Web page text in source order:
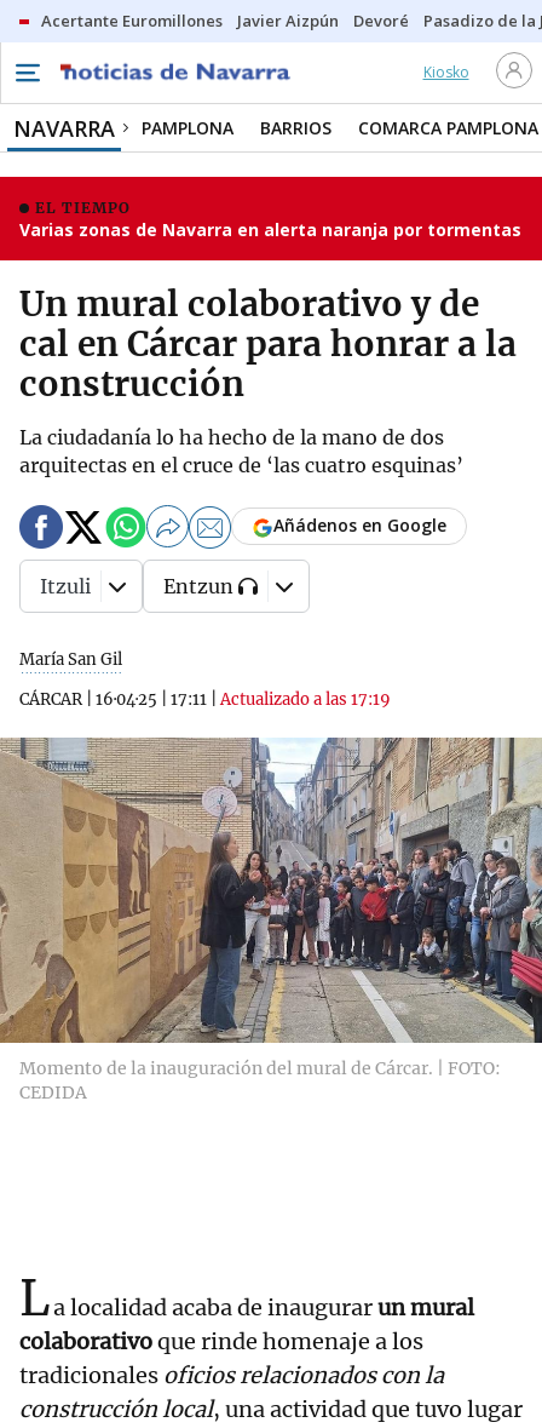
Acertante Euromillones Javier Aizpún Devoré Pasadizo de la
Kiosko
NAVARRA PAMPLONA BARRIOS COMARCA PAMPLONA
EL TIEMPO
Varias zonas de Navarra en alerta naranja por tormentas
Un mural colaborativo y de
cal en Cárcar para honrar a la
construcción
La ciudadanía lo ha hecho de la mano de dos
arquitectas en el cruce de ‘las cuatro esquinas’
María San Gil
CÁRCAR| 16·04·25 17:11 |Actualizado a las 17:19
Añádenos en Google
Itzuli Entzun
Momento de la inauguración del mural de Cárcar. | FOTO:
CEDIDA
La localidad acaba de inaugurarun mural
colaborativoque rinde homenaje a los
tradicionales oficios relacionados con la
construcción local, una actividad que tuvo lugar